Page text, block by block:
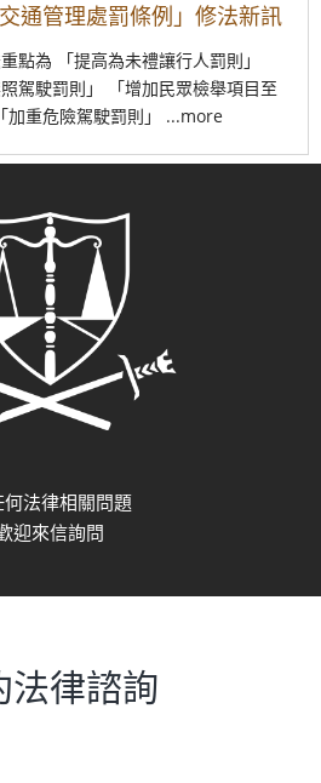
交通管理處罰條例」修法新訊
點為 「提高為未禮讓行人罰則」
照駕駛罰則」 「增加民眾檢舉項目至
加重危險駕駛罰則」 ...more
何法律相關問題
迎來信詢問
法律諮詢